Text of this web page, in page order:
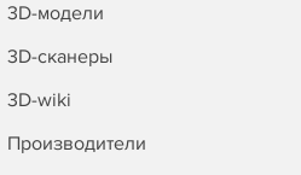
3D-модели
3D-сканеры
3D-wiki
Производители